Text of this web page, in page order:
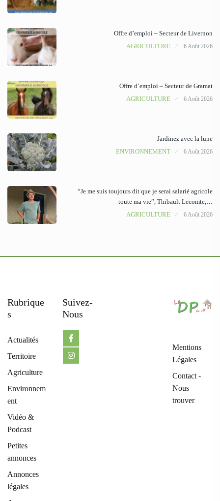
Offre d’emploi – Secteur de Livernon
AGRICULTURE
6 Août 2026
Offre d’emploi – Secteur de Gramat
AGRICULTURE
6 Août 2026
Jardinez avec la lune
ENVIRONNEMENT
6 Août 2026
“Je me suis toujours dit que je serai salarié agricole
toute ma vie”, Thibault Lecomte,…
AGRICULTURE
6 Août 2026
Rubrique
S
Actualités
Territoire
Agriculture
Environnem
ent
Vidéo &
Podcast
Petites
annonces
Annonces
légales
Suivez-
Nous
Mentions
Légales
Contact -
Nous
trouver